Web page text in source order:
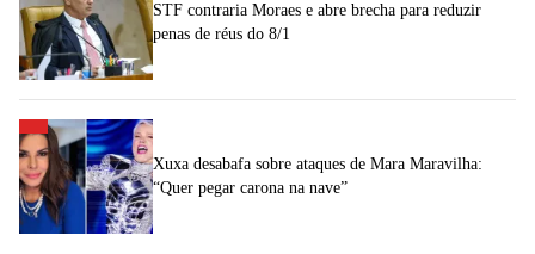
STF contraria Moraes e abre brecha para reduzir
penas de réus do 8/1
Xuxa desabafa sobre ataques de Mara Maravilha:
“Quer pegar carona na nave”